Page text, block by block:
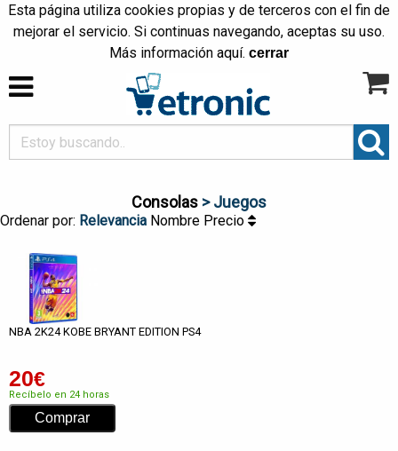
Esta página utiliza cookies propias y de terceros con el fin de
mejorar el servicio. Si continuas navegando, aceptas su uso.
Más información aquí. cerrar
Consolas > Juegos
Ordenar por: Relevancia Nombre Precio
NBA 2K24 KOBE BRYANT EDITION PS4
20€
Recíbelo en 24 horas